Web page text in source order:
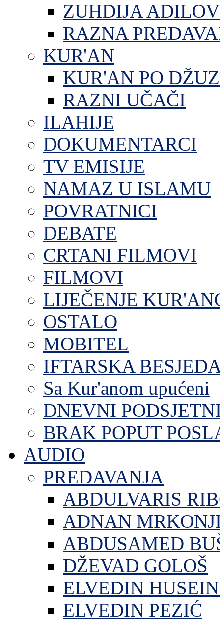
ZUHDIJA
RAZNA
KUR'AN
KUR'AN PO
RAZNI UČAČI
ILAHIJE
DOKUMENTARCI
TV EMISIJE
NAMAZ U ISLAMU
POVRATNICI
DEBATE
CRTANI FILMOVI
FILMOVI
LIJEČENJE
OSTALO
MOBITEL
IFTARSKA
Sa Kur'anom upućeni
DNEVNI
BRAK POPUT
AUDIO
PREDAVANJA
ABDULVARIS
ADNAN
ABDUSAMED
DŽEVAD GOLOŠ
ELVEDIN
ELVEDIN PEZIĆ